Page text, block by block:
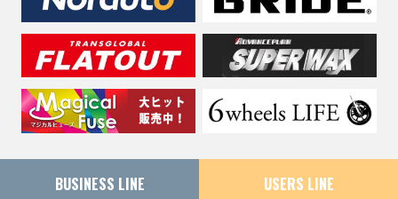
BUSINESS LINE USERS LINE